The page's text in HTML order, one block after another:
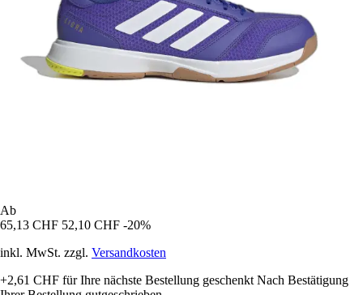
Ab
65,13 CHF 52,10 CHF -20%
inkl. MwSt. zzgl. Versandkosten
+2,61 CHF für Ihre nächste Bestellung geschenkt Nach Bestätigung